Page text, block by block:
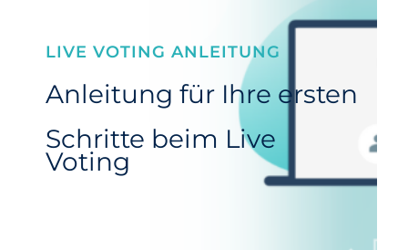
LIVE VOTING ANLEITUNG
Anleitung für Ihre ersten
Schritte beim Live
Voting